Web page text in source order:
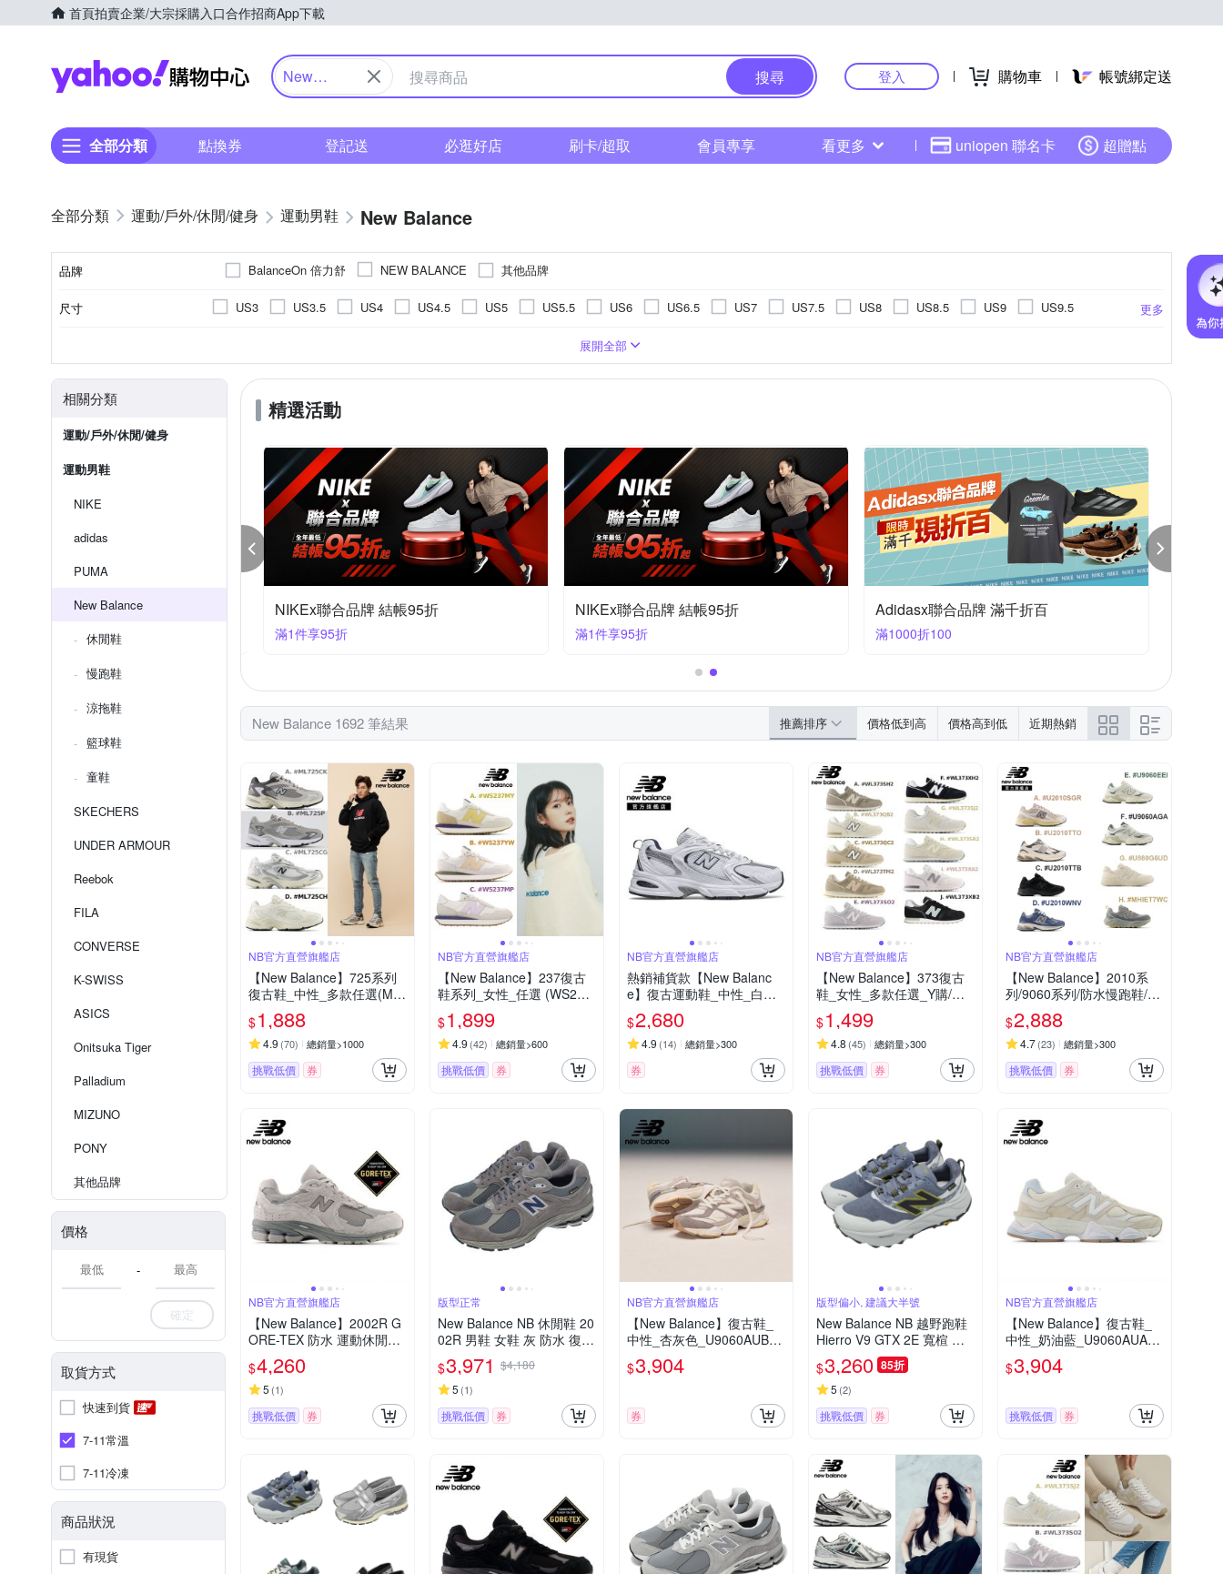
首頁拍賣企業/大宗採購入口合作招商App下載
Yahoo購物中心
New
搜尋 登入 購物車 帳號綁定送
全部分類 點換券 登記送 必逛好店 刷卡/超取 會員專享 看更多 uniopen 聯名卡 超贈點
運動/戶外/休閒/健身 運動男鞋 New Balance
品牌 BalanceOn 倍力舒 NEW BALANCE 其他品牌
尺寸 更多
US3 US3.5 US4 US4.5 US5 US5.5 US6 US6.5 US7 US7.5 US8 US8.5 US9
US9.5
US12.5
EU36
EU37 EU38 EU39 EU40 EU41 EU42 EU43 EU44 EU45 EU46 UK3 UK3.5
UK4
UK4.5
UK5
野跑鞋
展開全部
相關分類
運動/戶外/休閒/健身
運動男鞋
NIKE
adidas
PUMA
New Balance
休閒鞋
慢跑鞋
涼拖鞋
籃球鞋
童鞋
SKECHERS
UNDER ARMOUR
Reebok
FILA
CONVERSE
K-SWISS
ASICS
Onitsuka Tiger
Palladium
MIZUNO
PONY
其他品牌
價格
-
確定
取貨方式
快速到貨
7-11常溫
7-11冷凍
商品狀況
有現貨
精選活動
品牌慶 結帳84折 NIKEx聯合品牌 結帳95折
滿1件享95折
NIKEx聯合品牌 結帳95折
滿1件享95折
Adidasx聯合品牌 滿千折百
滿1000折100
New Balance 1692 筆結果 推薦排序 價格低到高 價格高到低 近期熱銷
NB官方直營旗艦店
【New Balance】725系列
復古鞋_中性_多款任選(ML
725CK/ML725P/ML725CG/
ML725CH)(Y購/網路獨家)
$1,888
4.9 (70) 總銷量>1000
挑戰低價 券
NB官方直營旗艦店
【New Balance】237復古
鞋系列_女性_任選 (WS237
MY/WS237YW)
$1,899
4.9 (42) 總銷量>600
挑戰低價 券
NB官方直營旗艦店
熱銷補貨款【New Balanc
e】復古運動鞋_中性_白銀_
MR530SG-D楦
$2,680
4.9 (14) 總銷量>300
券
NB官方直營旗艦店
【New Balance】373復古
鞋_女性_多款任選_Y購/網
路獨家
$1,499
4.8 (45) 總銷量>300
挑戰低價 券
NB官方直營旗艦店
【New Balance】2010系
列/9060系列/防水慢跑鞋/越
野鞋_男女_8款任選
$2,888
4.7(23) 總銷量>300
挑戰低價 券
NB官方直營旗艦店
【New Balance】2002R G
ORE-TEX 防水 運動休閒鞋
_中性_灰色_U200227R-D
楦
$4,260
5 (1)
挑戰低價 券
版型正常
New Balance NB 休閒鞋 20
02R 男鞋 女鞋 灰 防水 復古
老爹鞋 NB GORE-TEX M20
02RXC-D
$3,971 $4,180
5 (1)
挑戰低價 券
NB官方直營旗艦店
【New Balance】復古鞋_
中性_杏灰色_U9060AUB-D
楦
$3,904
券
版型偏小, 建議大半號
New Balance NB 越野跑鞋
Hierro V9 GTX 2E 寬楦 男
鞋 藍 防水 黃金大底 MHIG1
KM-2E
$3,260 85折
5 (2)
挑戰低價 券
NB官方直營旗艦店
【New Balance】復古鞋_
中性_奶油藍_U9060AUA-D
楦
$3,904
挑戰低價 券